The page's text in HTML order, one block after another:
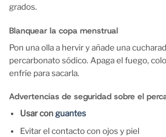
grados.
Blanquear la copa menstrual
Pon una olla a hervir y añade una
percarbonato sódico. Apaga el fuego,
enfríe para sacarla.
Advertencias de seguridad sobre el
Usar con guantes
Evitar el contacto con ojos y piel